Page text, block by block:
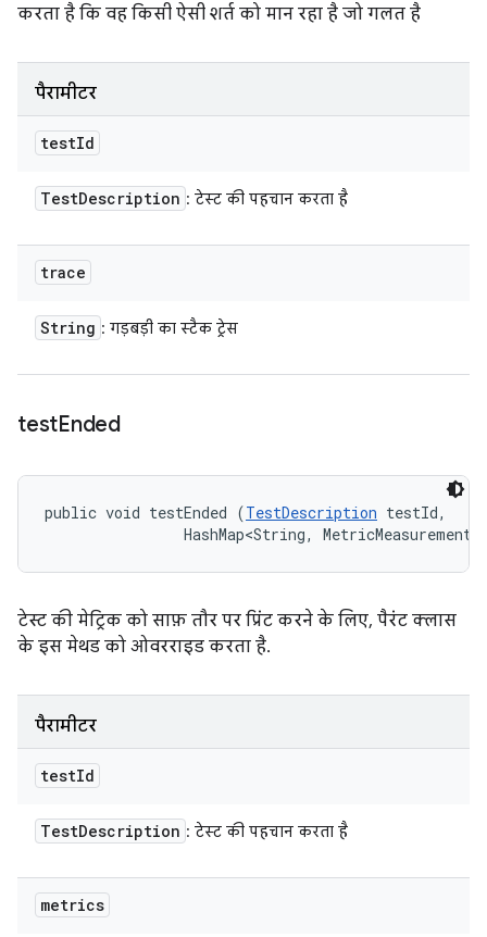
करता है कि वह किसी ऐसी शर्त को मान रहा है जो गलत है
पैरामीटर
testId
TestDescription : टेस्ट की पहचान करता है
trace
String : गड़बड़ी का स्टैक ट्रेस
testEnded
public void testEnded (TestDescription testId,
HashMap<String,
टेस्ट की मेट्रिक को साफ़ तौर पर प्रिंट करने के लिए, पैरंट क्लास
के इस मेथड को ओवरराइड करता है.
पैरामीटर
testId
TestDescription : टेस्ट की पहचान करता है
metrics